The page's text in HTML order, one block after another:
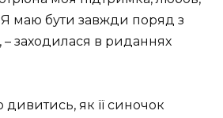
Я маю бути завжди поряд з
– заходилася в риданнях
дивитись, як її синочок